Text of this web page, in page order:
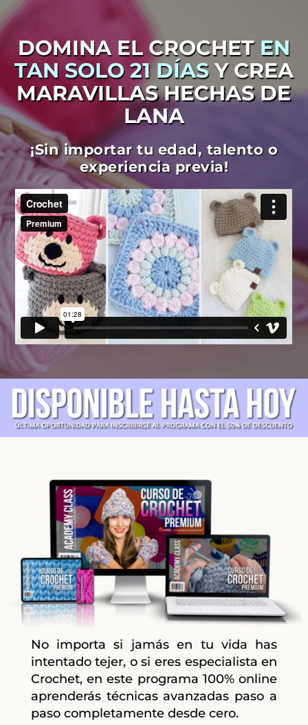
DOMINA EL CROCHETEN
TAN SOLO 21 DÍASY CREA
MARAVILLAS HECHAS DE
LANA
¡Sin importar tu edad, talento o
experiencia previa!
No importa si jamás en tu vida has
intentado tejer, o si eres especialista en
Crochet, en este programa 100% online
aprenderás técnicas avanzadas paso a
paso completamente desde cero.